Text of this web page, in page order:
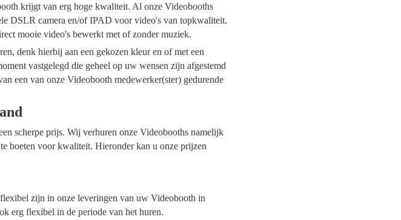
krijgt van erg hoge kwaliteit. Al onze Videobooths
DSLR camera en/of IPAD voor video's van topkwaliteit.
mooie video's bewerkt met of zonder muziek.
denk hierbij aan een gekozen kleur en of met een
vastgelegd die geheel op uw wensen zijn afgestemd
een van onze Videobooth medewerker(ster) gedurende
scherpe prijs. Wij verhuren onze Videobooths namelijk
boeten voor kwaliteit. Hieronder kan u onze prijzen
zijn in onze leveringen van uw Videobooth in
erg flexibel in de periode van het huren.